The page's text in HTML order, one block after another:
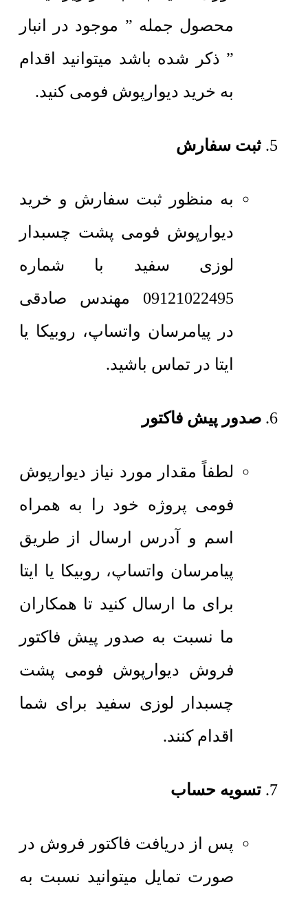
محصول جمله ” موجود در انبار
” ذکر شده باشد میتوانید اقدام
به خرید دیوارپوش فومی کنید.
ثبت سفارش
به منظور ثبت سفارش و خرید
دیوارپوش فومی پشت چسبدار
لوزی سفید با شماره
09121022495 مهندس صادقی
در پیامرسان واتساپ، روبیکا یا
ایتا در تماس باشید.
صدور پیش فاکتور
لطفاً مقدار مورد نیاز دیوارپوش
فومی پروژه خود را به همراه
اسم و آدرس ارسال از طریق
پیامرسان واتساپ، روبیکا یا ایتا
برای ما ارسال کنید تا همکاران
ما نسبت به صدور پیش فاکتور
فروش دیوارپوش فومی پشت
چسبدار لوزی سفید برای شما
اقدام کنند.
تسویه حساب
پس از دریافت فاکتور فروش در
صورت تمایل میتوانید نسبت به